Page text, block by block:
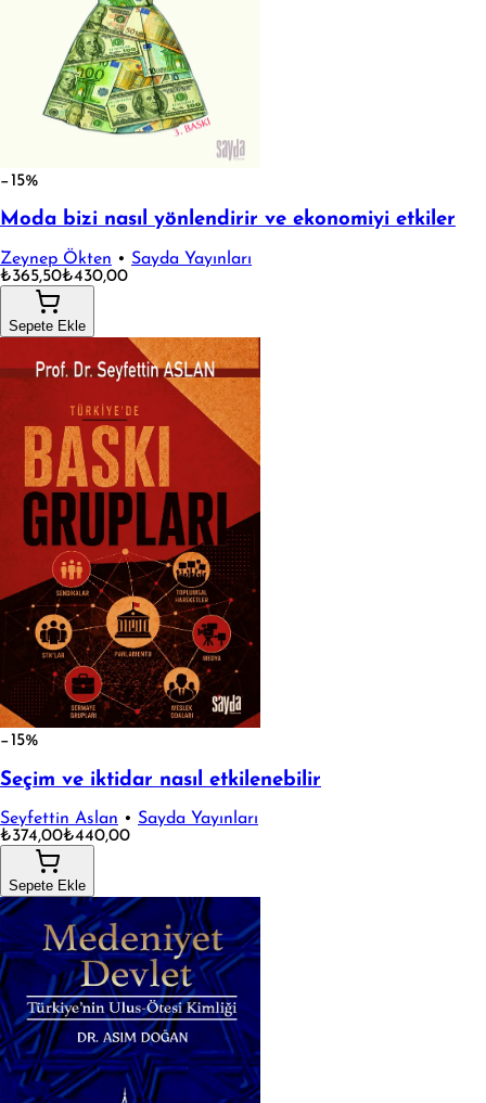
−15%
Moda bizi nasıl yönlendirir ve ekonomiyi etkiler
Zeynep Ökten • Sayda Yayınları
₺365,50₺430,00
Sepete Ekle
−15%
Seçim ve iktidar nasıl etkilenebilir
Seyfettin Aslan • Sayda Yayınları
₺374,00₺440,00
Sepete Ekle